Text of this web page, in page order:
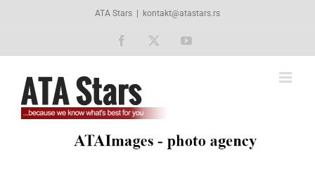
ATA Stars kontakt@atastars.rs
Facebook YouTube